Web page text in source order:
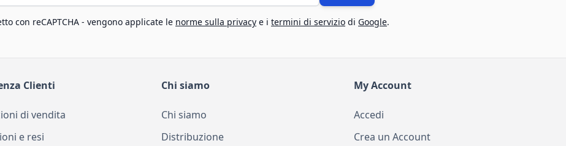
con reCAPTCHA - vengono applicate le norme sulla privacy e i termini di servizio di Google.
Clienti
di vendita
e resi
Chi siamo
Chi siamo
Distribuzione
My Account
Accedi
Crea un Account